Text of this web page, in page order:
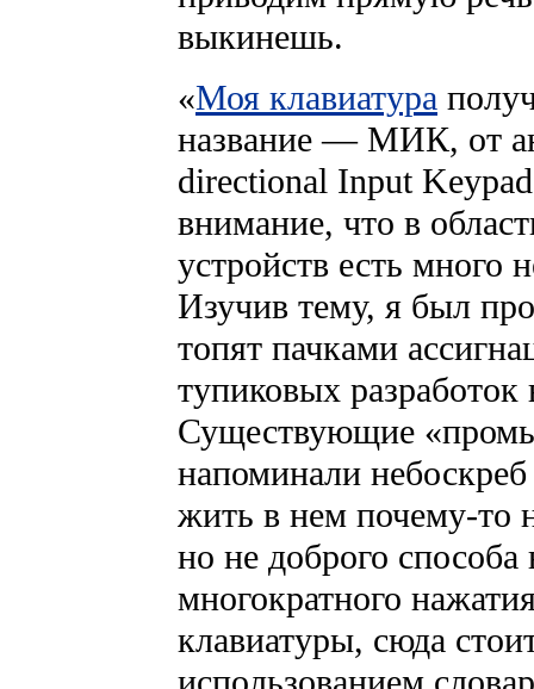
выкинешь.
«Моя клавиатура
название — МИК, от
directional Input
внимание, что в
устройств есть много
Изучив тему, я был
топят пачками
тупиковых разработок
Существующие
напоминали небоскреб
жить в нем почему-то
но не доброго способа
многократного
клавиатуры, сюда